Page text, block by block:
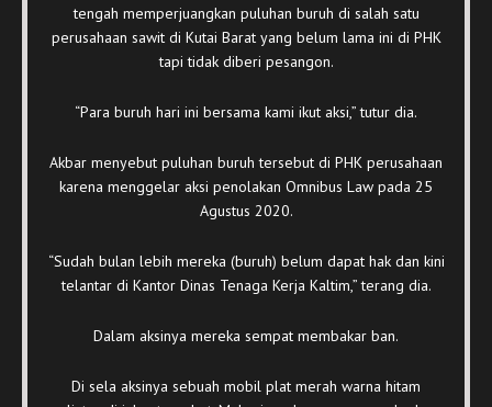
tengah memperjuangkan puluhan buruh di salah satu
perusahaan sawit di Kutai Barat yang belum lama ini di PHK
tapi tidak diberi pesangon.
“Para buruh hari ini bersama kami ikut aksi,” tutur dia.
Akbar menyebut puluhan buruh tersebut di PHK perusahaan
karena menggelar aksi penolakan Omnibus Law pada 25
Agustus 2020.
“Sudah bulan lebih mereka (buruh) belum dapat hak dan kini
telantar di Kantor Dinas Tenaga Kerja Kaltim,” terang dia.
Dalam aksinya mereka sempat membakar ban.
Di sela aksinya sebuah mobil plat merah warna hitam